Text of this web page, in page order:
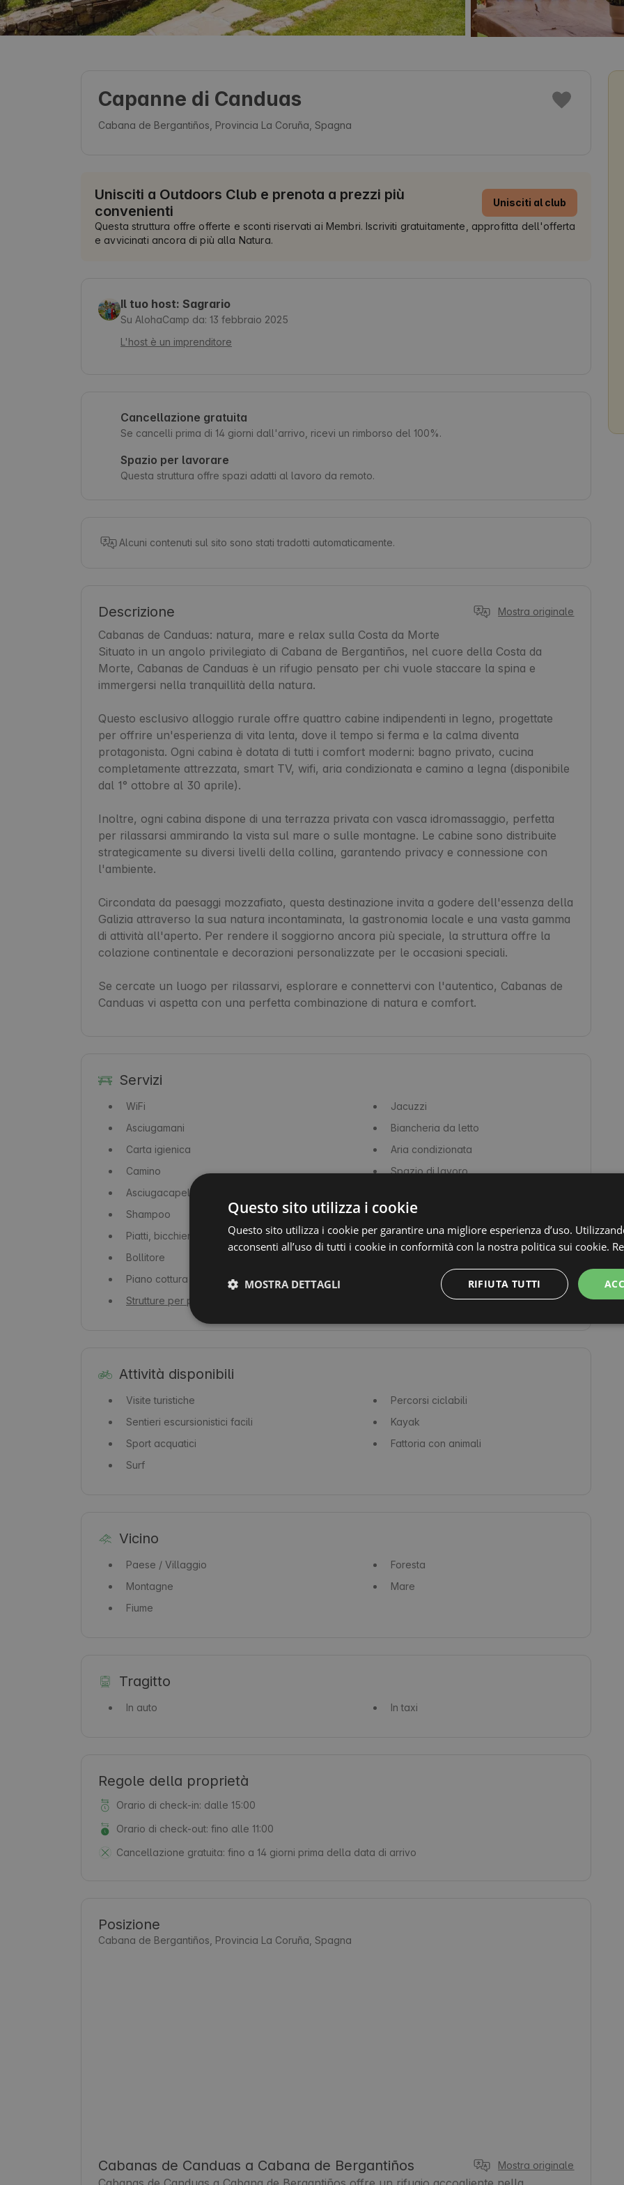
Capanne di Canduas
Cabana de Bergantiños, Provincia La Coruña, Spagna
Unisciti a Outdoors Club e prenota a prezzi più
convenienti
Unisciti al club
Questa struttura offre offerte e sconti riservati ai Membri. Iscriviti gratuitamente, approfitta dell'offerta
e avvicinati ancora di più alla Natura.
Il tuo host: Sagrario
Su AlohaCamp da: 13 febbraio 2025
L'host è un imprenditore
Cancellazione gratuita
Se cancelli prima di 14 giorni dall'arrivo, ricevi un rimborso del 100%.
Spazio per lavorare
Questa struttura offre spazi adatti al lavoro da remoto.
Alcuni contenuti sul sito sono stati tradotti automaticamente.
Descrizione Mostra originale
Cabanas de Canduas: natura, mare e relax sulla Costa da Morte
Situato in un angolo privilegiato di Cabana de Bergantiños, nel cuore della Costa da
Morte, Cabanas de Canduas è un rifugio pensato per chi vuole staccare la spina e
immergersi nella tranquillità della natura.
Questo esclusivo alloggio rurale offre quattro cabine indipendenti in legno, progettate
per offrire un'esperienza di vita lenta, dove il tempo si ferma e la calma diventa
protagonista. Ogni cabina è dotata di tutti i comfort moderni: bagno privato, cucina
completamente attrezzata, smart TV, wifi, aria condizionata e camino a legna (disponibile
dal 1° ottobre al 30 aprile).
Inoltre, ogni cabina dispone di una terrazza privata con vasca idromassaggio, perfetta
per rilassarsi ammirando la vista sul mare o sulle montagne. Le cabine sono distribuite
strategicamente su diversi livelli della collina, garantendo privacy e connessione con
l'ambiente.
Circondata da paesaggi mozzafiato, questa destinazione invita a godere dell'essenza della
Galizia attraverso la sua natura incontaminata, la gastronomia locale e una vasta gamma
di attività all'aperto. Per rendere il soggiorno ancora più speciale, la struttura offre la
colazione continentale e decorazioni personalizzate per le occasioni speciali.
Se cercate un luogo per rilassarvi, esplorare e connettervi con l'autentico, Cabanas de
Canduas vi aspetta con una perfetta combinazione di natura e comfort.
Servizi
WiFi
Jacuzzi
Asciugamani
Biancheria da letto
Carta igienica
Aria condizionata
Camino
Spazio di lavoro
Asciugacapelli
Shampoo
Macchina del caffè / caffettiera
Piatti, bicchieri e posate
Pentole e padelle
Bollitore
Piano cottura / cucina
Strutture per persone con disabilità
Attività disponibili
Visite turistiche
Percorsi ciclabili
Sentieri escursionistici facili
Kayak
Sport acquatici
Fattoria con animali
Surf
Vicino
Paese / Villaggio
Foresta
Montagne
Mare
Fiume
Tragitto
In auto In taxi
Regole della proprietà
Orario di check-in: dalle 15:00
Orario di check-out: fino alle 11:00
Cancellazione gratuita: fino a 14 giorni prima della data di arrivo
Posizione
Cabana de Bergantiños, Provincia La Coruña, Spagna
Cabanas de Canduas a Cabana de Bergantiños Mostra originale
Questo sito utilizza i cookie
Questo sito utilizza i cookie per garantire una migliore esperienza d’uso.
acconsenti all’uso di tutti i cookie in conformità con la nostra politica sui cookie.
RIFIUTA TUTTI
MOSTRA DETTAGLI